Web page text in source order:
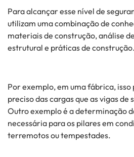
Para alcançar esse nível de
utilizam uma combinação de
materiais de construção, análise
estrutural e práticas de construção.
Por exemplo, em uma fábrica,
preciso das cargas que as vigas
Outro exemplo é a determinação
necessária para os pilares em
terremotos ou tempestades.